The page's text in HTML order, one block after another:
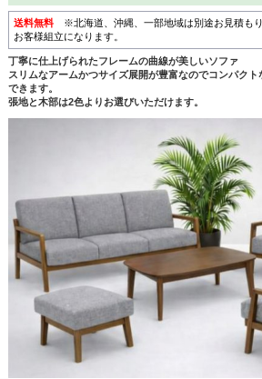
送料無料※北海道、沖縄、一部地域は別途お見積もり
お客様組立になります。
丁寧に仕上げられたフレームの曲線が美しいソファ
スリムなアームかつサイズ展開が豊富なのでコンパク
できます。
張地と木部は2色よりお選びいただけます。